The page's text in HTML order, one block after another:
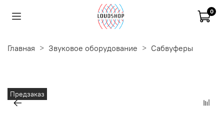
0
Главная Звуковое оборудование Сабвуферы
Предзаказ